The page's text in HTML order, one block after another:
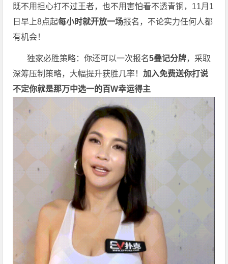
既不用担心打不过王者，也不用害怕看不透青铜，11月1
日早上8点起每小时就开放一场报名，不论实力任何人都
有机会！
独家必胜策略：你还可以一次报名5叠记分牌，采取
深筹压制策略，大幅提升获胜几率！加入免费送你打说
不定你就是那万中选一的百W幸运得主